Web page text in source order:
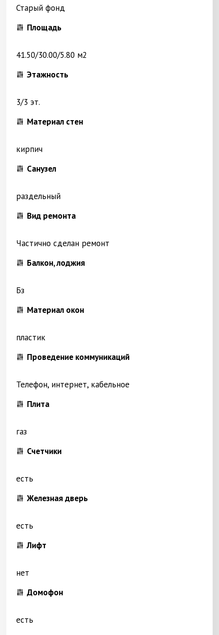
Старый фонд
Площадь
41.50/30.00/5.80 м2
Этажность
3/3 эт.
Материал стен
кирпич
Санузел
раздельный
Вид ремонта
Частично сделан ремонт
Балкон, лоджия
Бз
Материал окон
пластик
Проведение коммуникаций
Телефон, интернет, кабельное
Плита
газ
Счетчики
есть
Железная дверь
есть
Лифт
нет
Домофон
есть